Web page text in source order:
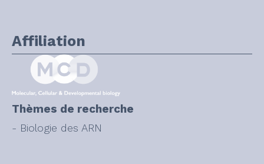
Affiliation
Thèmes de recherche
- Biologie des ARN